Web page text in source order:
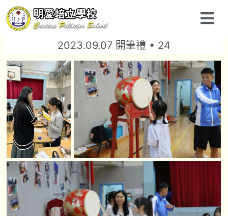
2023.09.07 開筆禮 • 24